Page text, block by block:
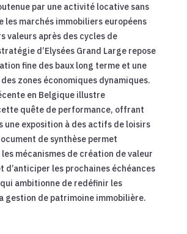
par une activité locative sans
les marchés immobiliers européens
valeurs après des cycles de
d’Elysées Grand Large repose
fine des baux long terme et une
zones économiques dynamiques.
en Belgique illustre
quête de performance, offrant
une exposition à des actifs de loisirs
de synthèse permet
les mécanismes de création de valeur
d’anticiper les prochaines échéances
ambitionne de redéfinir les
gestion de patrimoine immobilière.